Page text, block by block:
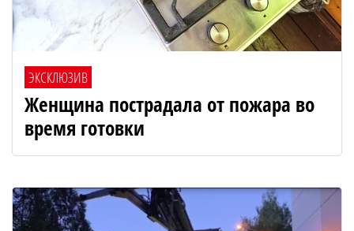
ЭКСКЛЮЗИВ
Женщина пострадала от пожара во
время готовки